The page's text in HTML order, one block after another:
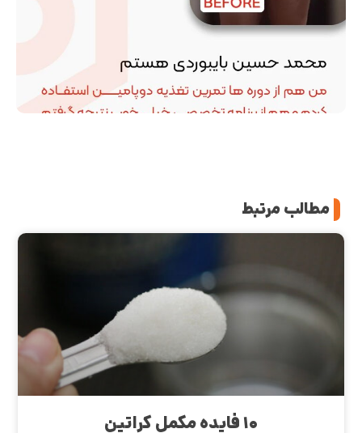
مطالب مرتبط
۱۰ فایده مکمل کراتین